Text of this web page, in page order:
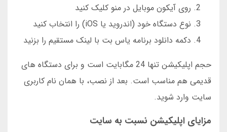
روی آیکون موبایل در منو کلیک کنید
نوع دستگاه خود (اندروید یا iOS) را انتخاب کنید
دکمه دانلود برنامه یاس بت با لینک مستقیم را بزنید
حجم اپلیکیشن تنها 24 مگابایت است و برای دستگاه های
قدیمی هم مناسب است. بعد از نصب، با همان نام کاربری
سایت وارد شوید.
مزایای اپلیکیشن نسبت به سایت